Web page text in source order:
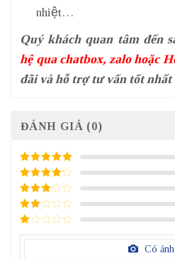
nhiệt…
Quý khách quan tâm đến
hệ qua chatbox, zalo hoặc
đãi và hỗ trợ tư vấn tốt nhất
ĐÁNH GIÁ (0)
5/ 5 điểm
4/ 5
điểm
3/ 5
điểm
2/
điểm
1
Có